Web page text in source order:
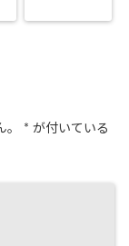
* が付いている